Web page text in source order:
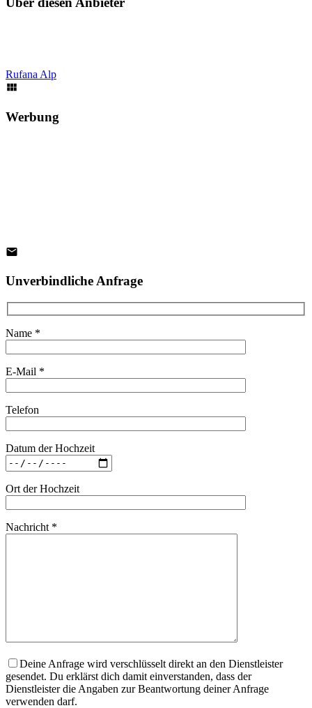
Rufana Alp
Werbung
Unverbindliche Anfrage
Name *
E-Mail *
Telefon
Datum der Hochzeit
Ort der Hochzeit
Nachricht *
Deine Anfrage wird verschlüsselt direkt an den Dienstleister
gesendet. Du erklärst dich damit einverstanden, dass der
Dienstleister die Angaben zur Beantwortung deiner Anfrage
verwenden darf.